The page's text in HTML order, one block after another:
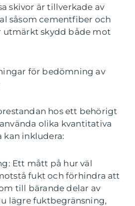
skivor är tillverkade av
såsom cementfiber och
utmärkt skydd både mot
för bedömning av
hos ett behörigt
olika kvantitativa
kan inkludera:
Ett mått på hur väl
fukt och förhindra att
till bärande delar av
lägre fuktbegränsning,